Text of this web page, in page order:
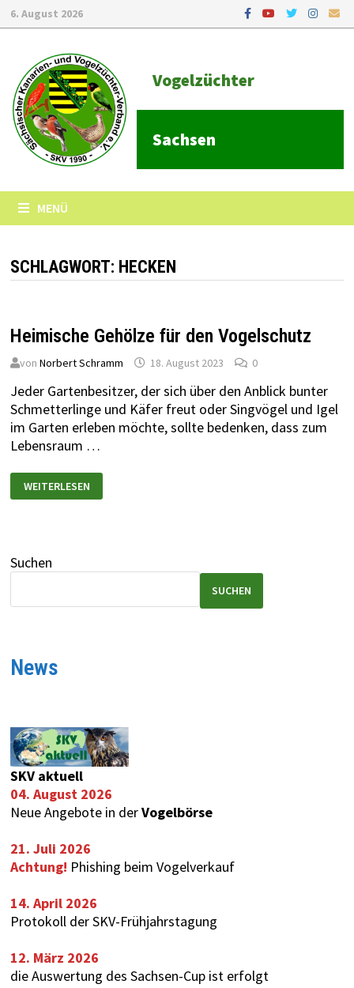
6. August 2026
Vogelzüchter
Sachsen
MENÜ
SCHLAGWORT: HECKEN
Heimische Gehölze für den Vogelschutz
von Norbert Schramm 18. August 2023 0
Jeder Gartenbesitzer, der sich über den Anblick bunter
Schmetterlinge und Käfer freut oder Sing­vögel und Igel
im Garten erleben möchte, sollte bedenken, dass zum
Lebensraum …
WEITERLESEN
Suchen
SUCHEN
News
SKV aktuell
04. August 2026
Neue Angebote in derVogelbörse
21. Juli 2026
Achtung! Phishing beim Vogelverkauf
14. April 2026
Protokoll der SKV-Frühjahrstagung
12. März 2026
die Auswertung des Sachsen-Cupist erfolgt